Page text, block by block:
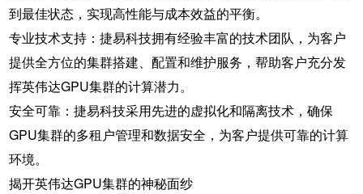
到最佳状态，实现高性能与成本效益的平衡。
专业技术支持：捷易科技拥有经验丰富的技术团队，为客户
提供全方位的集群搭建、配置和维护服务，帮助客户充分发
挥英伟达GPU集群的计算潜力。
安全可靠：捷易科技采用先进的虚拟化和隔离技术，确保
GPU集群的多租户管理和数据安全，为客户提供可靠的计算
环境。
揭开英伟达GPU集群的神秘面纱